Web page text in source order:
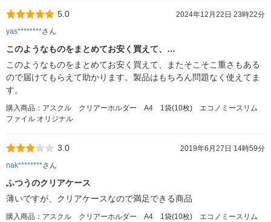
5.0
2024年12月22日 23時22分
yas********さん
このようなものをまとめてお安く買えて、…
このようなものをまとめてお安く買えて、またそこそこ重さもある
ので届けてもらえて助かります。製品はもちろん問題なく使えてま
す。
購入商品：アスクル クリアーホルダー A4 1袋(10枚) エコノミースリム
ファイル オリジナル
3.0
2019年6月27日 14時59分
nak********さん
ふつうのクリアケース
薄いですが、クリアケースなので満足できる商品
購入商品：アスクル クリアーホルダー A4 1袋(10枚) エコノミースリム